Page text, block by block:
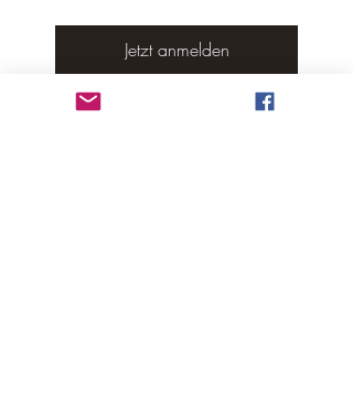
Jetzt anmelden